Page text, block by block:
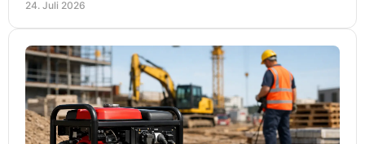
24. Juli 2026